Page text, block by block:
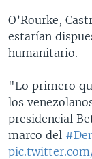
O’Rourke,
estarían
humanitario.
"Lo primero
los
presidencial
marco del